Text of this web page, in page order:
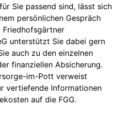
Sie passend sind, lässt sich
persönlichen Gespräch
Friedhofsgärtner
unterstützt Sie dabei gern
auch zu den einzelnen
finanziellen Absicherung.
im-Pott verweist
vertiefende Informationen
auf die FGG.